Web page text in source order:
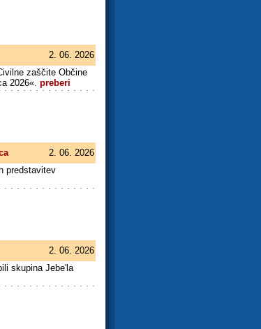
2. 06. 2026
zaščite Občine
2026«. preberi
2. 06. 2026
predstavitev
2. 06. 2026
skupina Jebe'la